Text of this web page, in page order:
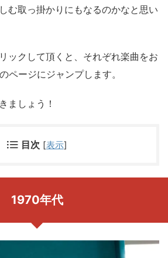
む取っ掛かりにもなるのかなと思い
ックして頂くと、それぞれ楽曲をお
ページにジャンプします。
ましょう！
目次 [表示]
1970年代